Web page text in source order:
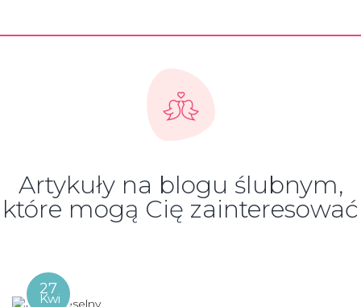
Artykuły na blogu ślubnym,
które mogą Cię zainteresować
27
Kwi